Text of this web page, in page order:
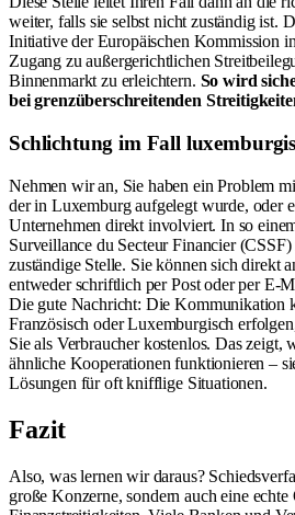
weiter, falls sie selbst nicht zuständig ist.
Initiative der Europäischen Kommission
Zugang zu außergerichtlichen
Binnenmarkt zu erleichtern. So wird
bei grenzüberschreitenden
Schlichtung im Fall
Nehmen wir an, Sie haben ein Problem
der in Luxemburg aufgelegt wurde, oder
Unternehmen direkt involviert. In so
Surveillance du Secteur Financier
zuständige Stelle. Sie können sich direkt
entweder schriftlich per Post oder per E-
Die gute Nachricht: Die Kommunikation
Französisch oder Luxemburgisch
Sie als Verbraucher kostenlos. Das
ähnliche Kooperationen funktionieren –
Lösungen für oft knifflige Situationen.
Fazit
Also, was lernen wir daraus?
große Konzerne, sondern auch eine echte